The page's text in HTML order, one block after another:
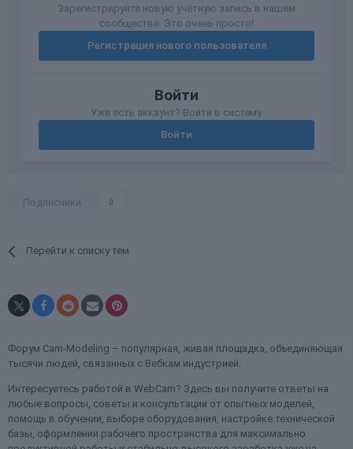
Зарегистрируйте новую учётную запись в нашем
сообществе. Это очень просто!
Регистрация нового пользователя
Войти
Уже есть аккаунт? Войти в систему.
Войти
Подписчики 0
Перейти к списку тем
Форум Cam-Modeling – популярная, живая площадка, объединяющая
тысячи людей, связанных с Вебкам индустрией.
Интересуетесь работой в WebCam? Здесь вы получите ответы на
любые вопросы, советы и консультации от опытных моделей,
помощь в обучении, выборе оборудования, настройке технической
базы, оформлении рабочего пространства для максимально